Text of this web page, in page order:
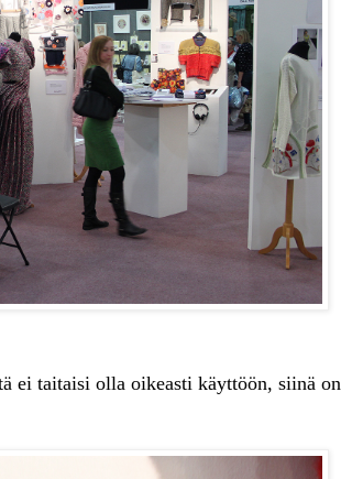
ei taitaisi olla oikeasti käyttöön, siinä on